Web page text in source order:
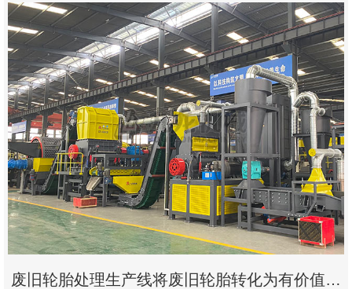
废旧轮胎处理生产线将废旧轮胎转化为有价值的